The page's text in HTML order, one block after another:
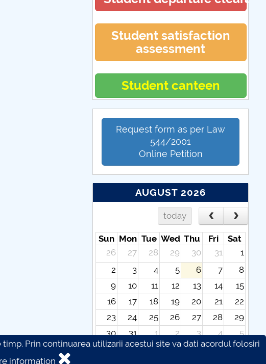
Student satisfaction
assessment
Student canteen
Request form as per Law
544/2001
Online Petition
AUGUST 2026
today
Sun Mon Tue Wed Thu Fri
Sat
26
27 28 29 30 31
1
2
3 4 5 6 7
8
9
10 11 12 13 14
15
16
17 18 19 20 21
22
23
24 25 26 27 28
29
30
31 1 2 3 4
5
Prin continuarea utilizarii acestui site va dati acordul folosiri
information